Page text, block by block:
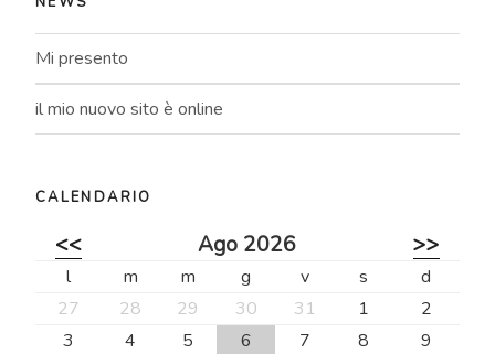
Mi presento
il mio nuovo sito è online
CALENDARIO
<< Ago 2026 >>
l m m g v s
d
27
28 29 30 31 1
2
3
4 5 6 7 8
9